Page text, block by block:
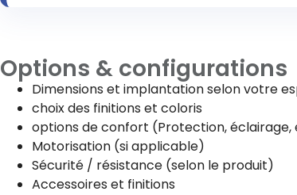
Options & configurations
Dimensions et implantation selon votre
choix des finitions et coloris
options de confort (Protection, éclairage,
Motorisation (si applicable)
Sécurité / résistance (selon le produit)
Accessoires et finitions